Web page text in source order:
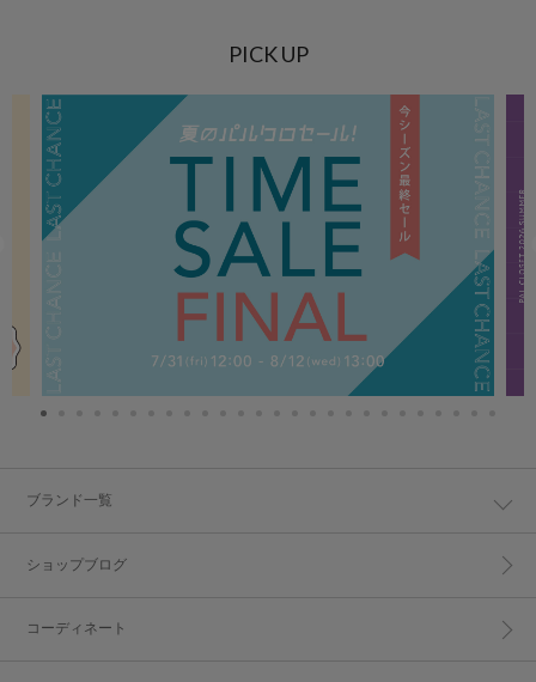
PICK UP
ブランド一覧
ショップブログ
コーディネート